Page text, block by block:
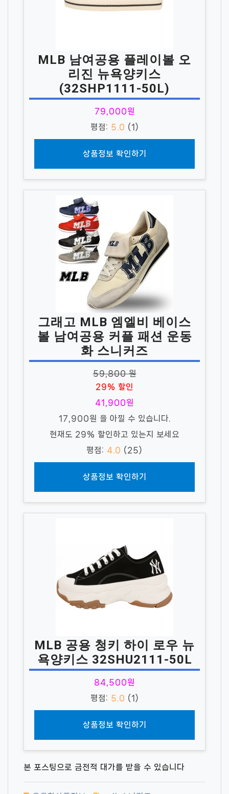
MLB 남여공용 플레이볼 오
리진 뉴욕양키스
(32SHP1111-50L)
79,000원
평점: 5.0 (1)
상품정보 확인하기
그래고 MLB 엠엘비 베이스
볼 남여공용 커플 패션 운동
화 스니커즈
59,800 원
29% 할인
41,900원
17,900원 을 아낄 수 있습니다.
현재도 29% 할인하고 있는지 보세요
평점: 4.0 (25)
상품정보 확인하기
MLB 공용 청키 하이 로우 뉴
욕양키스 32SHU2111-50L
84,500원
평점: 5.0 (1)
상품정보 확인하기
본 포스팅으로 금전적 대가를 받을 수 있습니다